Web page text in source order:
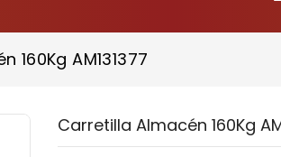
160Kg AM131377
Carretilla Almacén 160Kg